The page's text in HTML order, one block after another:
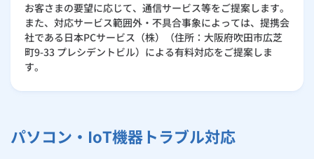
お客さまの要望に応じて、通信サービス等をご提案します。
また、対応サービス範囲外・不具合事象によっては、提携会
社である日本PCサービス（株）（住所：大阪府吹田市広芝
町9-33 プレシデントビル）による有料対応をご提案しま
す。
パソコン・IoT機器トラブル対応